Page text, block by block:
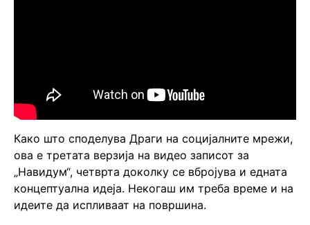
Како што споделува Драги на социјалните мрежи,
ова е третата верзија на видео записот за
„Навидум“, четврта доколку се вбројува и едната
концептуална идеја. Некогаш им треба време и на
идеите да испливаат на површина.